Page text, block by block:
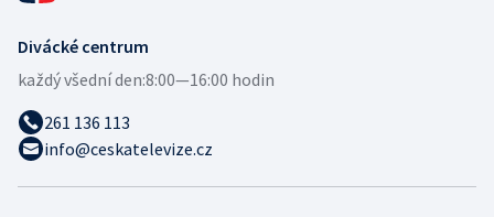
Divácké centrum
každý všední den:8:00—16:00 hodin
261 136 113
info@ceskatelevize.cz